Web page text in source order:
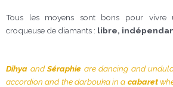
Tous les moyens sont bons pour vivre
croqueuse de diamants : libre,
Dihya andSéraphie are dancing and
accordion and the darbouka in a cabaret